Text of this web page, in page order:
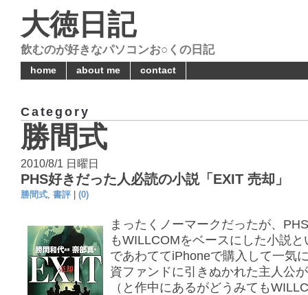
大徳日記
飲むのが好きなパソコンお○くの日記
home about me contact
Category
勝間式
2010/8/1 日曜日
PHS好きだった人必読の小説「EXIT 売却」
勝間式, 書評 (0)
まったくノーマークだったが、
もWILLCOMをベースにした小説と
であわててiPhoneで購入して一気
資ファンドに引きぬかれた主人公
（と作中にあるがどうみても